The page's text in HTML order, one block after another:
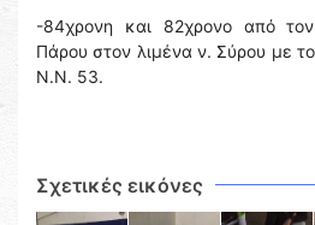
-84χρονη και 82χρονο από
Πάρου στον λιμένα ν. Σύρου με
Ν.Ν. 53.
Σχετικές εικόνες